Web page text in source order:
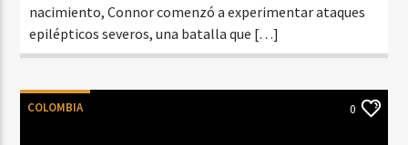
nacimiento, Connor comenzó a experimentar ataques
epilépticos severos, una batalla que […]
COLOMBIA 0